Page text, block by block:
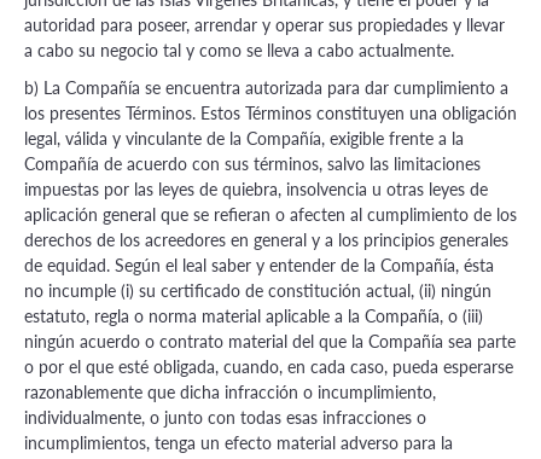
autoridad para poseer, arrendar y operar sus propiedades y llevar
a cabo su negocio tal y como se lleva a cabo actualmente.
b) La Compañía se encuentra autorizada para dar cumplimiento a
los presentes Términos. Estos Términos constituyen una obligación
legal, válida y vinculante de la Compañía, exigible frente a la
Compañía de acuerdo con sus términos, salvo las limitaciones
impuestas por las leyes de quiebra, insolvencia u otras leyes de
aplicación general que se refieran o afecten al cumplimiento de los
derechos de los acreedores en general y a los principios generales
de equidad. Según el leal saber y entender de la Compañía, ésta
no incumple (i) su certificado de constitución actual, (ii) ningún
estatuto, regla o norma material aplicable a la Compañía, o (iii)
ningún acuerdo o contrato material del que la Compañía sea parte
o por el que esté obligada, cuando, en cada caso, pueda esperarse
razonablemente que dicha infracción o incumplimiento,
individualmente, o junto con todas esas infracciones o
incumplimientos, tenga un efecto material adverso para la